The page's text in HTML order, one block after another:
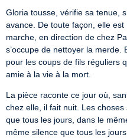
Gloria tousse, vérifie sa tenue,
avance. De toute façon, elle est
marche, en direction de chez
s’occupe de nettoyer la merde.
pour les coups de fils réguliers
amie à la vie à la mort.
La pièce raconte ce jour où,
chez elle, il fait nuit. Les
que tous les jours, dans le
même silence que tous les